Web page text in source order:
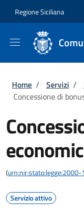
Regione Siciliana
Briciole di
Home / Servizi /
Concessione di
(
Servizio attivo